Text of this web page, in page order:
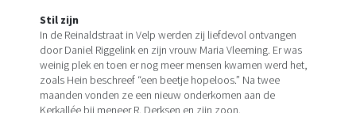
Stil zijn
In de Reinaldstraat in Velp werden zij liefdevol ontvangen
door Daniel Riggelink en zijn vrouw Maria Vleeming. Er was
weinig plek en toen er nog meer mensen kwamen werd het,
zoals Hein beschreef “een beetje hopeloos.” Na twee
maanden vonden ze een nieuw onderkomen aan de
Kerkallée bij meneer R. Derksen en zijn zoon.